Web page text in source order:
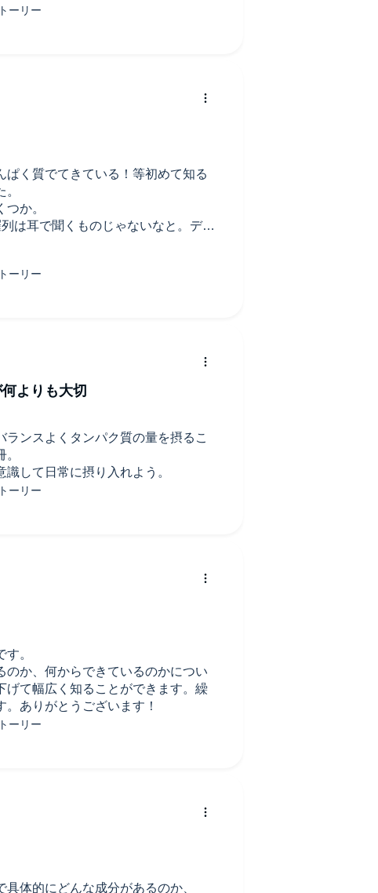
ぱく質でてきている！等初めて知る
か。
は耳で聞くものじゃないなと。デー
説明したからわかるよね？みたいな
書いた文章みたいな。。
ンスよくタンパク質の量を摂るこ
して日常に摂り入れよう。
よりも大切
。
のか、何からできているのかについ
げて幅広く知ることができます。繰
ありがとうございます！
体的にどんな成分があるのか、